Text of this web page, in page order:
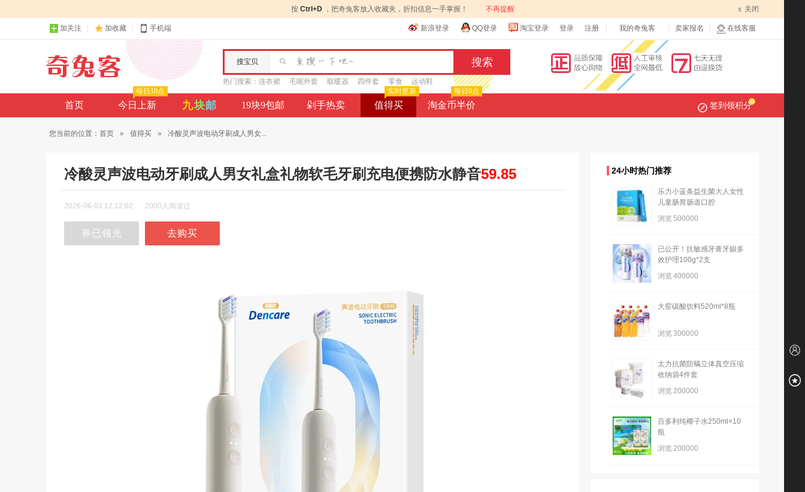
按 Ctrl+D ，把奇兔客放入收藏夹，折扣信息一手掌握！ 不再提醒 x 关闭
加关注 加收藏 手机端 新浪登录 QQ登录 淘宝登录 登录 注册 我的奇兔客 卖家报名 在线客服
搜宝贝
热门搜索： 连衣裙 毛呢外套 取暖器 四件套 零食 运动鞋
首页 今日上新
每日10点
九块邮 19块9包邮 剁手热卖 值得买
实时更新
淘金币半价
每日0点
签到领积分
您当前的位置： 首页 » 值得买 » 冷酸灵声波电动牙刷成人男女...
冷酸灵声波电动牙刷成人男女礼盒礼物软毛牙刷充电便携防水静音59.85
2026-06-03 12:12:02 2000人阅读过
券已领光 去购买
24小时热门推荐
乐力小蓝条益生菌大人女性
儿童肠胃肠道口腔
浏览500000
已公开！抗敏感牙膏牙龈多
效护理100g*2支
浏览400000
大窑碳酸饮料520ml*8瓶
浏览300000
太力抗菌防螨立体真空压缩
收纳袋4件套
浏览200000
百多利纯椰子水250ml×10
瓶
浏览200000